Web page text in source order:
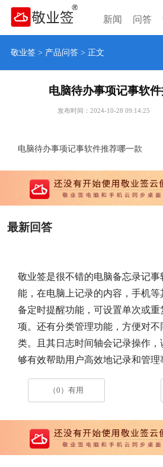
新闻 问答
敬业签> 产品问答> 正文
电脑待办事项记事软
发布时间：2024-10-28 09:14:25
电脑待办事项记事软件推荐哪一款
最新回答
敬业签是很不错的电脑备忘录记
能，在电脑上记录的内容，手机
备定时提醒功能，可设置单次或
项。还有分类管理功能，方便对不
类。且其日志时间轴会记录操作
够有效帮助用户高效地记录和管理
（0）有用